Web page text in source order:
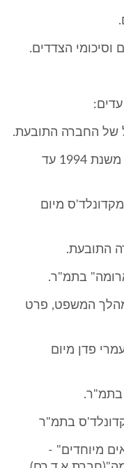
ע"ת/2 עופר ארדמן -מנכ"ל ניצב"א משנת 1994 עד
במקדונלד'ס מיום
המשפט, פרט
פדן מיום
תנאים מיוחדים" -